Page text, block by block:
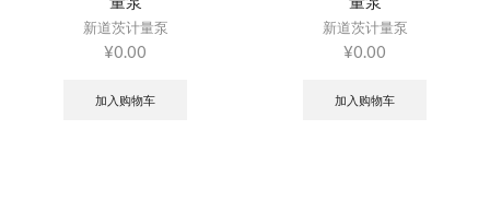
新道茨计量泵
¥0.00
加入购物车
新道茨计量泵
¥0.00
加入购物车